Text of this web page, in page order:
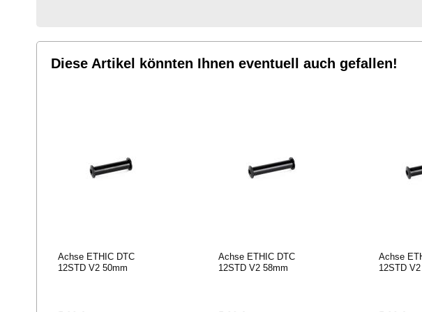
Diese Artikel könnten Ihnen eventuell auch gefallen!
Achse ETHIC DTC
12STD V2 50mm
Achse ETHIC DTC
12STD V2 58mm
Achse
12STD